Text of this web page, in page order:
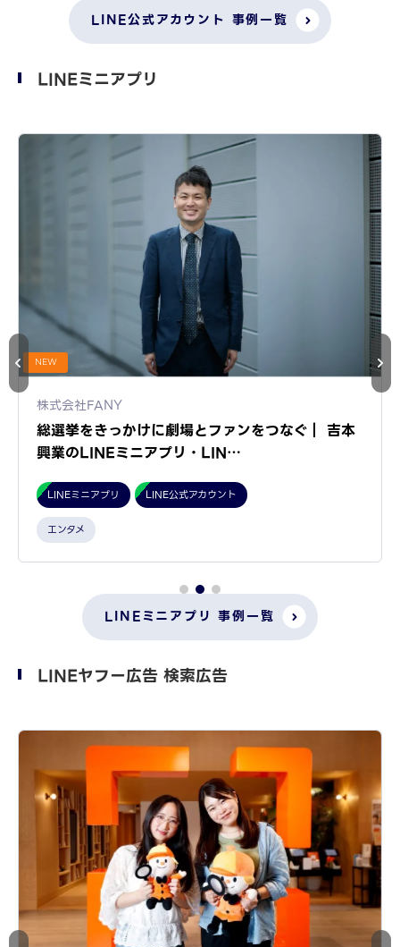
LINE公式アカウント 事例一覧
LINEミニアプリ
NEW
株式会社FANY
総選挙をきっかけに劇場とファンをつなぐ｜ 吉本
興業のLINEミニアプリ・LIN…
LINEミニアプリ LINE公式アカウント
エンタメ
LINEミニアプリ 事例一覧
LINEヤフー広告 検索広告